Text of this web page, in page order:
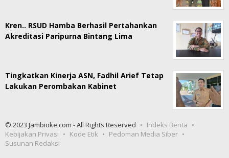
Kren.. RSUD Hamba Berhasil Pertahankan
Akreditasi Paripurna Bintang Lima
Tingkatkan Kinerja ASN, Fadhil Arief Tetap
Lakukan Perombakan Kabinet
© 2023 Jambioke.com - All Rights Reserved
Indeks Berita
Kebijakan Privasi
Kode Etik
Pedoman Media Siber
Susunan Redaksi